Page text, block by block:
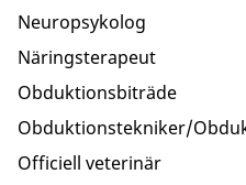
Neuropsykolog
Näringsterapeut
Obduktionsbiträde
Obduktionstekniker/
Officiell veterinär